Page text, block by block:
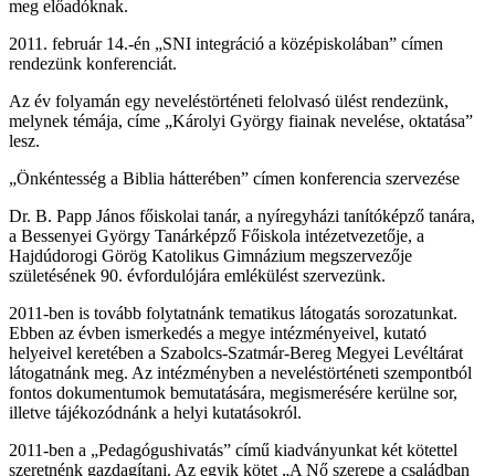
meg előadóknak.
2011. február 14.-én „SNI integráció a középiskolában” címen
rendezünk konferenciát.
Az év folyamán egy neveléstörténeti felolvasó ülést rendezünk,
melynek témája, címe „Károlyi György fiainak nevelése, oktatása”
lesz.
„Önkéntesség a Biblia hátterében” címen konferencia szervezése
Dr. B. Papp János főiskolai tanár, a nyíregyházi tanítóképző tanára,
a Bessenyei György Tanárképző Főiskola intézetvezetője, a
Hajdúdorogi Görög Katolikus Gimnázium megszervezője
születésének 90. évfordulójára emlékülést szervezünk.
2011-ben is tovább folytatnánk tematikus látogatás sorozatunkat.
Ebben az évben ismerkedés a megye intézményeivel, kutató
helyeivel keretében a Szabolcs-Szatmár-Bereg Megyei Levéltárat
látogatnánk meg. Az intézményben a neveléstörténeti szempontból
fontos dokumentumok bemutatására, megismerésére kerülne sor,
illetve tájékozódnánk a helyi kutatásokról.
2011-ben a „Pedagógushivatás” című kiadványunkat két kötettel
szeretnénk gazdagítani. Az egyik kötet „A Nő szerepe a családban